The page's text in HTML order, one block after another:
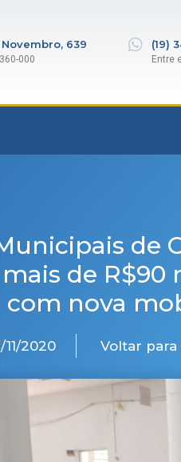
639
000
(19)
Entre
de
de R$90
com nova
11/2020 Voltar para